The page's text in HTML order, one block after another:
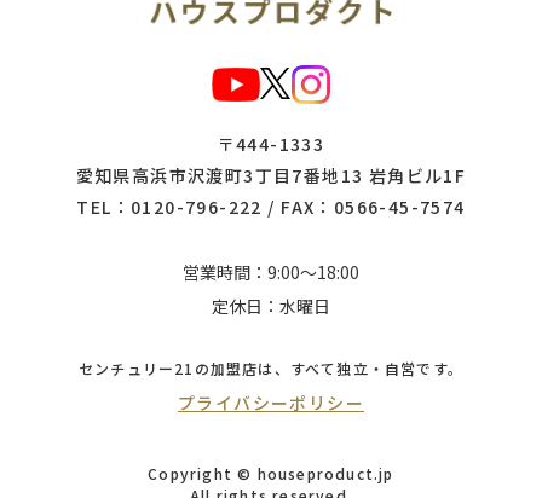
〒444-1333
愛知県高浜市沢渡町3丁目7番地13 岩角ビル1F
TEL： 0120-796-222 / FAX：0566-45-7574
営業時間：9:00～18:00
定休日：水曜日
センチュリー21の加盟店は、 すべて独立・自営です。
プライバシーポリシー
Copyright © houseproduct.jp